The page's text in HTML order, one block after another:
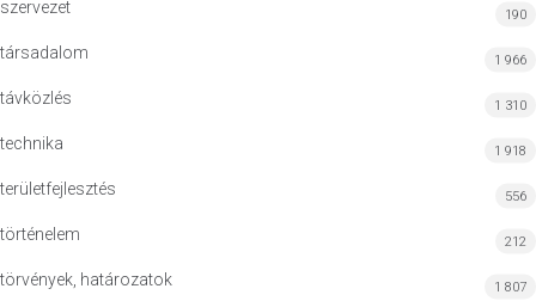
szervezet 190
társadalom 1 966
távközlés 1 310
technika 1 918
területfejlesztés 556
történelem 212
törvények, határozatok 1 807